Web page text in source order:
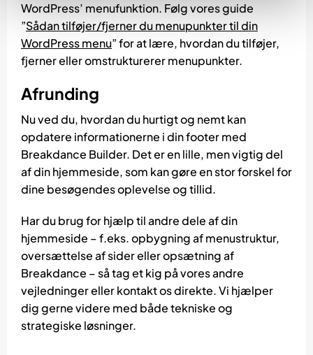
WordPress’ menufunktion. Følg vores guide
”Sådan tilføjer/fjerner du menupunkter til din
WordPress menu” for at lære, hvordan du tilføjer,
fjerner eller omstrukturerer menupunkter.
Afrunding
Nu ved du, hvordan du hurtigt og nemt kan
opdatere informationerne i din footer med
Breakdance Builder. Det er en lille, men vigtig del
af din hjemmeside, som kan gøre en stor forskel for
dine besøgendes oplevelse og tillid.
Har du brug for hjælp til andre dele af din
hjemmeside – f.eks. opbygning af menustruktur,
oversættelse af sider eller opsætning af
Breakdance – så tag et kig på vores andre
vejledninger eller kontakt os direkte. Vi hjælper
dig gerne videre med både tekniske og
strategiske løsninger.